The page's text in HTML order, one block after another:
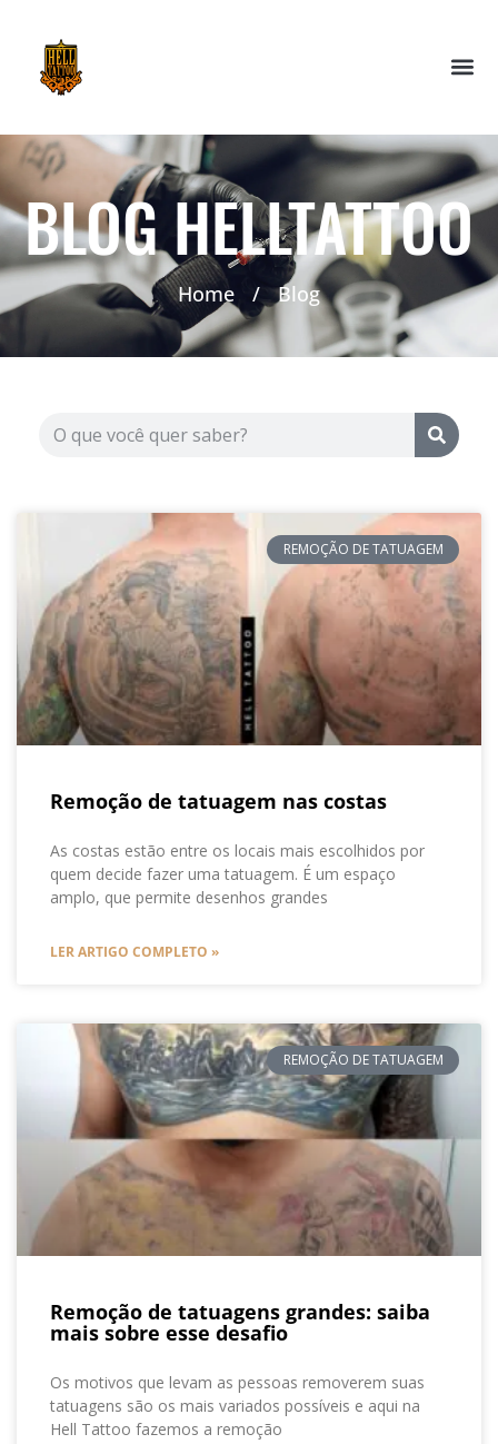
BLOG HELLTATTOO
Home / Blog
REMOÇÃO DE TATUAGEM
Remoção de tatuagem nas costas
As costas estão entre os locais mais escolhidos por
quem decide fazer uma tatuagem. É um espaço
amplo, que permite desenhos grandes
LER ARTIGO COMPLETO »
REMOÇÃO DE TATUAGEM
Remoção de tatuagens grandes: saiba
mais sobre esse desafio
Os motivos que levam as pessoas removerem suas
tatuagens são os mais variados possíveis e aqui na
Hell Tattoo fazemos a remoção